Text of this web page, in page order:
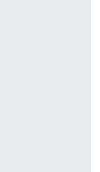
Bitlis
Bolu
Burdur